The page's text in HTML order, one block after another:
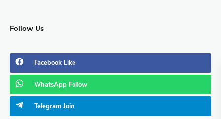
Follow Us
Facebook Like
WhatsApp Follow
Telegram Join